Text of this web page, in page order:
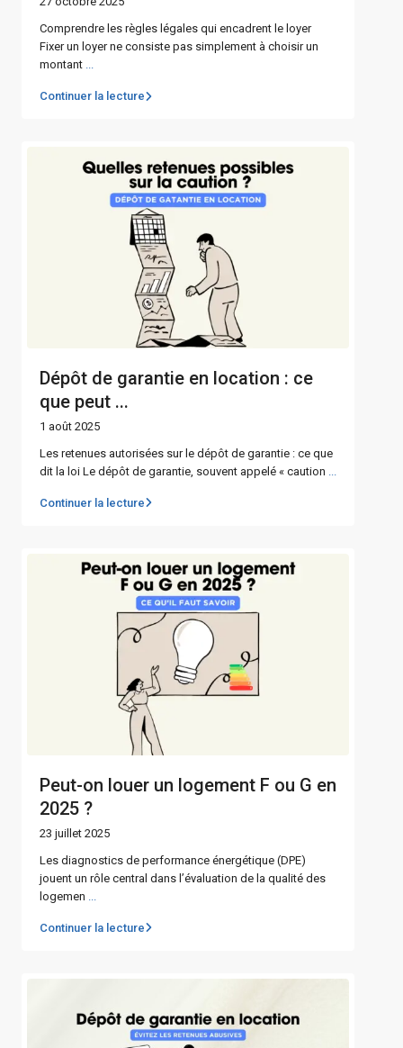
Comprendre les règles légales qui encadrent le loyer
Fixer un loyer ne consiste pas simplement à choisir un
montant ...
Continuer la lecture
Dépôt de garantie en location : ce
que peut ...
1 août 2025
Les retenues autorisées sur le dépôt de garantie : ce que
dit la loi Le dépôt de garantie, souvent appelé « caution
Continuer la lecture
Peut-on louer un logement F ou G en
2025 ?
23 juillet 2025
Les diagnostics de performance énergétique (DPE)
jouent un rôle central dans l’évaluation de la qualité des
logemen
Continuer la lecture